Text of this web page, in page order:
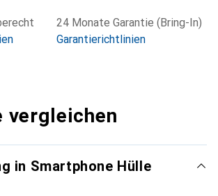
24 Monate Garantie (Bring-In)
Garantierichtlinien
vergleichen
in Smartphone Hülle